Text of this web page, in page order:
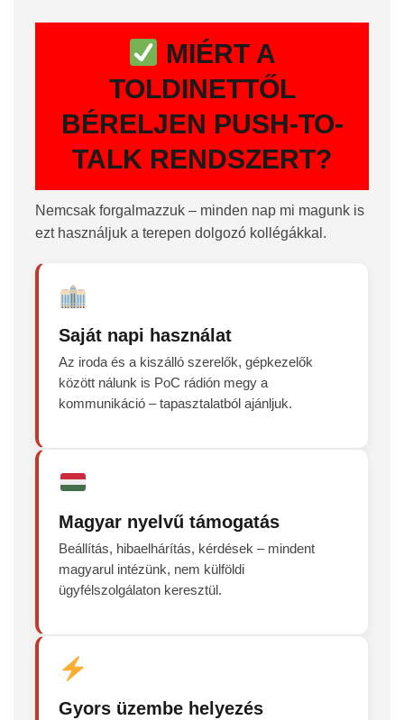
MIÉRT A
TOLDINETTŐL
BÉRELJEN PUSH-TO-
TALK RENDSZERT?
Nemcsak forgalmazzuk – minden nap mi magunk is
ezt használjuk a terepen dolgozó kollégákkal.
Saját napi használat
Az iroda és a kiszálló szerelők, gépkezelők
között nálunk is PoC rádión megy a
kommunikáció – tapasztalatból ajánljuk.
Magyar nyelvű támogatás
Beállítás, hibaelhárítás, kérdések – mindent
magyarul intézünk, nem külföldi
ügyfélszolgálaton keresztül.
Gyors üzembe helyezés